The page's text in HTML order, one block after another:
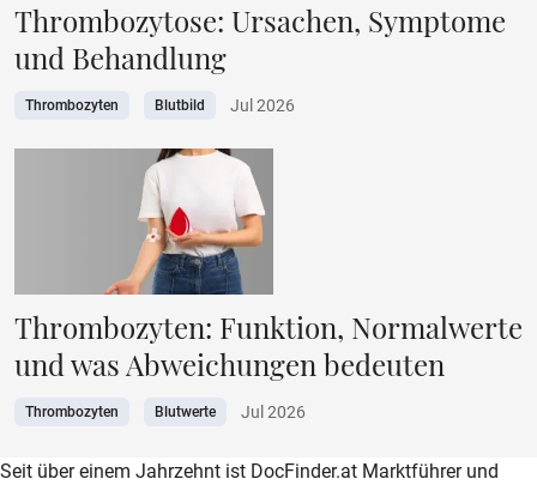
Thrombozytose: Ursachen, Symptome
und Behandlung
Thrombozyten Blutbild Jul 2026
Thrombozyten: Funktion, Normalwerte
und was Abweichungen bedeuten
Thrombozyten Blutwerte Jul 2026
zur DocFinder-Startseite
logo icon
Seit über einem Jahrzehnt ist DocFinder.at Marktführer und